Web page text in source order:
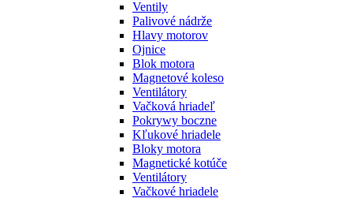
Ventily
Palivové nádrže
Hlavy motorov
Ojnice
Blok motora
Magnetové koleso
Ventilátory
Vačková hriadeľ
Pokrywy boczne
Kľukové hriadele
Bloky motora
Magnetické kotúče
Ventilátory
Vačkové hriadele